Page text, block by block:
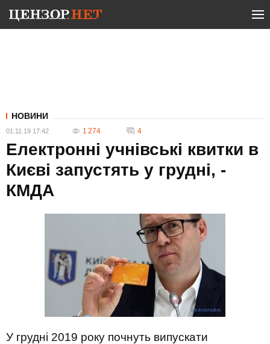
НОВИНИ
01.11.19 17:42 1 274 4
Електронні учнівські квитки в
Києві запустять у грудні, -
КМДА
У грудні 2019 року почнуть випускати